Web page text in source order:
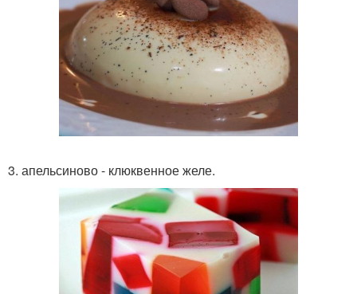
3. апельсиново - клюквенное желе.